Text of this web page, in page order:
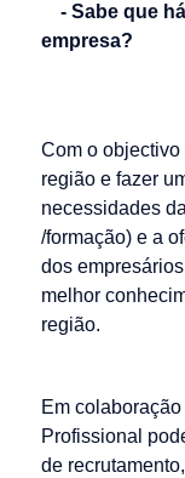
- Sabe que
empresa?
Com o objectivo
região e fazer
necessidades
/formação) e a
dos
melhor
região.
Em
Profissional
de